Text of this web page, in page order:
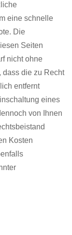
eine schnelle
Die
Seiten
nicht ohne
dass die zu Recht
entfernt
eines
von Ihnen
Kosten